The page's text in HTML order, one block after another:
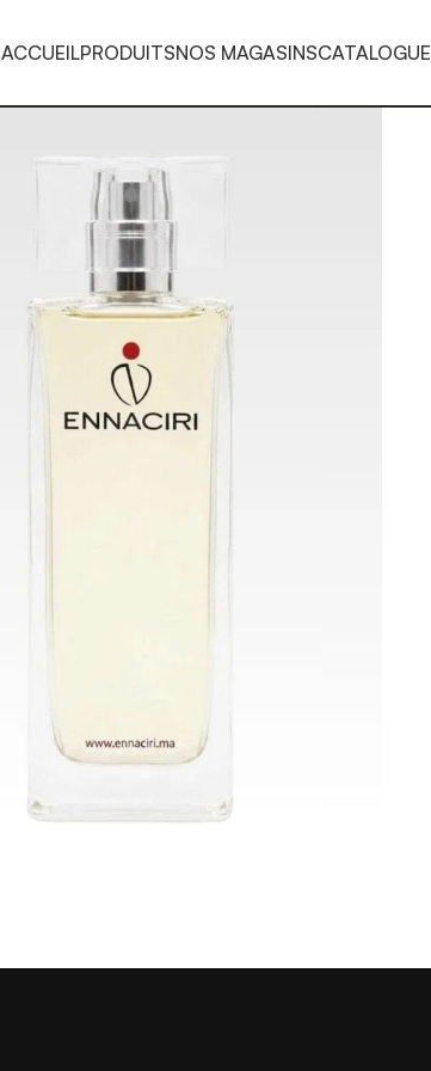
ACCUEILPRODUITSNOS MAGASINSCATALOGUE